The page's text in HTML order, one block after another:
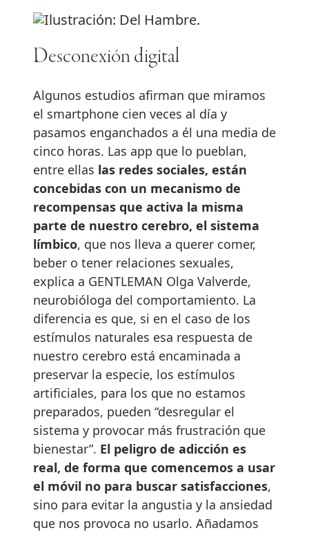
Desconexión digital
Algunos estudios afirman que miramos
el smartphone cien veces al día y
pasamos enganchados a él una media de
cinco horas. Las app que lo pueblan,
entre ellas las redes sociales, están
concebidas con un mecanismo de
recompensas que activa la misma
parte de nuestro cerebro, el sistema
límbico, que nos lleva a querer comer,
beber o tener relaciones sexuales,
explica a GENTLEMAN Olga Valverde,
neurobióloga del comportamiento. La
diferencia es que, si en el caso de los
estímulos naturales esa respuesta de
nuestro cerebro está encaminada a
preservar la especie, los estímulos
artificiales, para los que no estamos
preparados, pueden “desregular el
sistema y provocar más frustración que
bienestar”. El peligro de adicción es
real, de forma que comencemos a usar
el móvil no para buscar satisfacciones,
sino para evitar la angustia y la ansiedad
que nos provoca no usarlo. Añadamos